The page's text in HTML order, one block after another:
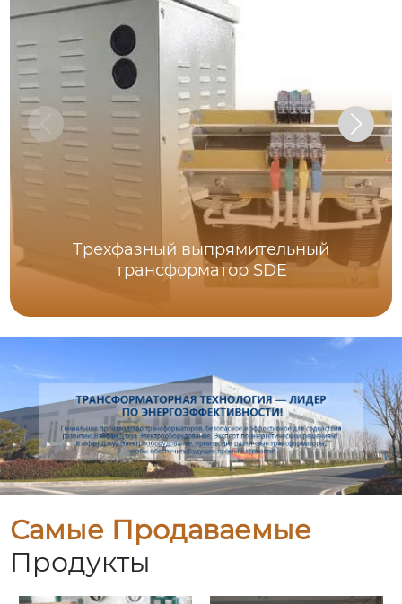
Трехфазный выпрямительный
трансформатор SDE
Самые Продаваемые
Продукты